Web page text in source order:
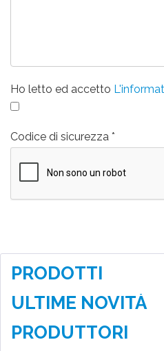
Ho letto ed accetto
Codice di sicurezza
PRODOTTI
ULTIME NOVITÀ
PRODUTTORI